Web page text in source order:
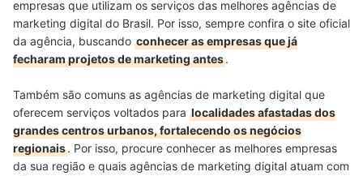
empresas que utilizam os serviços das melhores agências de
marketing digital do Brasil. Por isso, sempre confira o site oficial
da agência, buscando conhecer as empresas que já
fecharam projetos de marketing antes.
Também são comuns as agências de marketing digital que
oferecem serviços voltados para localidades afastadas dos
grandes centros urbanos, fortalecendo os negócios
regionais. Por isso, procure conhecer as melhores empresas
da sua região e quais agências de marketing digital atuam com